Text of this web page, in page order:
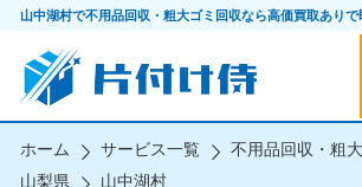
山中湖村で不用品回収・粗大ゴミ回収なら高価買取あり
ホーム サービス一覧
不用品回収・粗
山梨県
山中湖村